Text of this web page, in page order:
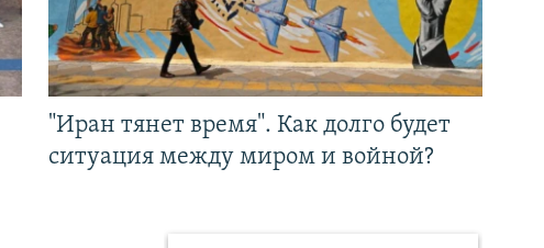
"Иран тянет время". Как долго будет
ситуация между миром и войной?